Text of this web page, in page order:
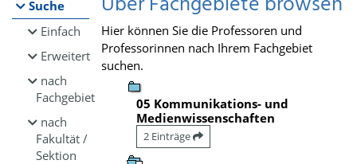
Suche
Einfach
Erweitert
nach
Fachgebiet
nach
Fakultät /
Sektion
Hier können Sie die Professoren und
Professorinnen nach Ihrem Fachgebiet
suchen.
05 Kommunikations- und
Medienwissenschaften
2 Einträge